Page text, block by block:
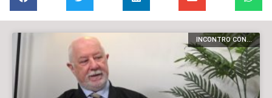
INCONTRO CON...